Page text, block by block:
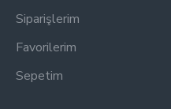
Siparişlerim
Favorilerim
Sepetim